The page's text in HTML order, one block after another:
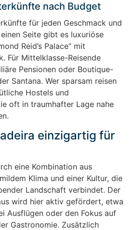
nach Budget
für jeden Geschmack und
Seite gibt es luxuriöse
Reid’s Palace“ mit
Für Mittelklasse-Reisende
Pensionen oder Boutique-
Santana. Wer sparsam reisen
Hostels und
oft in traumhafter Lage nahe
einzigartig für
eine Kombination aus
Klima und einer Kultur, die
Landschaft verbindet. Der
wird hier aktiv gefördert, etwa
Ausflügen oder den Fokus auf
Gastronomie. Zusätzlich